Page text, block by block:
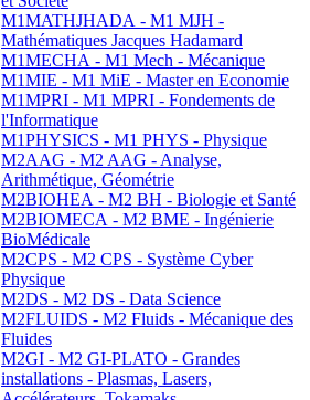
M1MATHJHADA - M1 MJH -
Mathématiques Jacques Hadamard
M1MECHA - M1 Mech - Mécanique
M1MIE - M1 MiE - Master en Economie
M1MPRI - M1 MPRI - Fondements de
l'Informatique
M1PHYSICS - M1 PHYS - Physique
M2AAG - M2 AAG - Analyse,
Arithmétique, Géométrie
M2BIOHEA - M2 BH - Biologie et Santé
M2BIOMECA - M2 BME - Ingénierie
BioMédicale
M2CPS - M2 CPS - Système Cyber
Physique
M2DS - M2 DS - Data Science
M2FLUIDS - M2 Fluids - Mécanique des
Fluides
M2GI - M2 GI-PLATO - Grandes
installations - Plasmas, Lasers,